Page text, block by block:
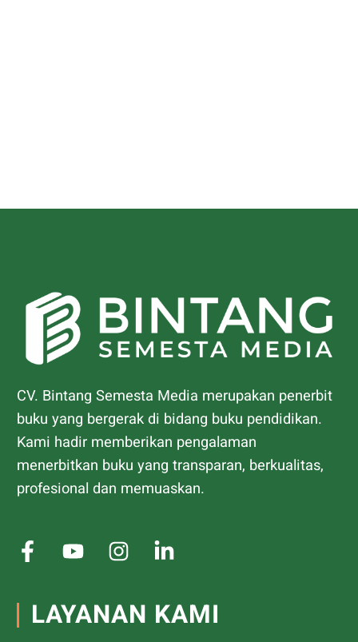
CV. Bintang Semesta Media merupakan penerbit
buku yang bergerak di bidang buku pendidikan.
Kami hadir memberikan pengalaman
menerbitkan buku yang transparan, berkualitas,
profesional dan memuaskan.
LAYANAN KAMI